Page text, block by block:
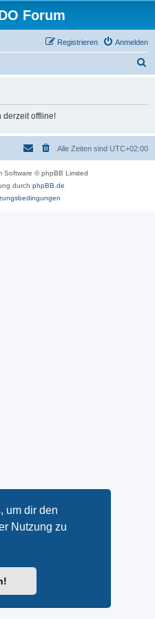
um dir den
Nutzung zu
Forum
Anmelden
Registrieren
derzeit offline!
Alle Zeiten sind UTC+02:00
Software © phpBB Limited
durch phpBB.de